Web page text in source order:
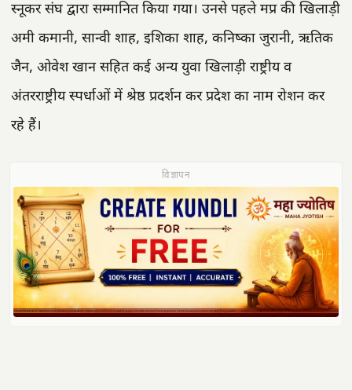
स्नूकर संघ द्वारा सम्मानित किया गया। उनसे पहले मप्र की खिलाड़ी
अमी कमानी, सान्वी शाह, इशिका शाह, कनिष्का जुरानी, ऋतिक
जैन, ओवेश खान सहित कई अन्य युवा खिलाड़ी राष्ट्रीय व
अंतरराष्ट्रीय स्पर्धाओं में श्रेष्ठ प्रदर्शन कर प्रदेश का नाम रोशन कर
रहे हैं।
विज्ञापन